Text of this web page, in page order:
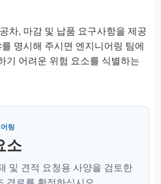
차, 마감 및 납품 요구사항을 제공
명시해 주시면 엔지니어링 팀에
기 어려운 위험 요소를 식별하는
링
소
및 견적 요청용 사양을 검토한